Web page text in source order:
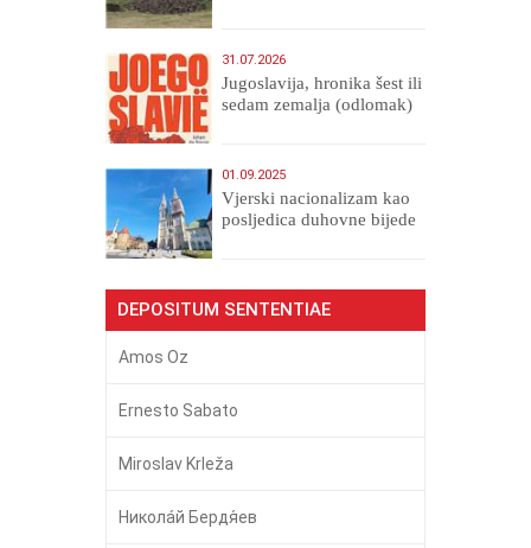
31.07.2026
Jugoslavija, hronika šest ili
sedam zemalja (odlomak)
01.09.2025
​Vjerski nacionalizam kao
posljedica duhovne bijede
DEPOSITUM SENTENTIAE
Amos Oz
Ernesto Sabato
Miroslav Krleža
Никола́й Бердя́ев